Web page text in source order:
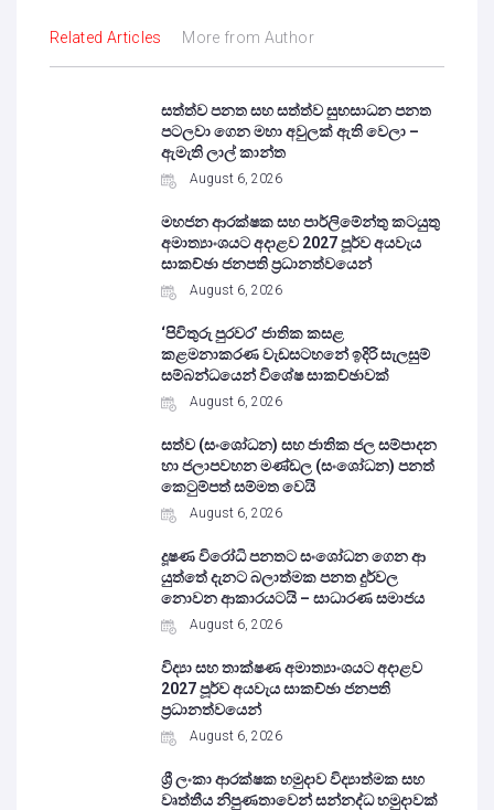
Related Articles More from Author
සත්ත්ව පනත සහ සත්ත්ව සුභසාධන පනත
පටලවා ගෙන මහා අවුලක් ඇති වෙලා –
ඇමැති ලාල් කාන්ත
August 6, 2026
මහජන ආරක්ෂක සහ පාර්ලිමේන්තු කටයුතු
අමාත්‍යාංශයට අදාළව 2027 පූර්ව අයවැය
සාකච්ඡා ජනපති ප්‍රධානත්වයෙන්
August 6, 2026
‘පිවිතුරු පුරවර’ ජාතික කසළ
කළමනාකරණ වැඩසටහනේ ඉදිරි සැලසුම්
සම්බන්ධයෙන් විශේෂ සාකච්ඡාවක්
August 6, 2026
සත්ව (සංශෝධන) සහ ජාතික ජල සම්පාදන
හා ජලාපවහන මණ්ඩල (සංශෝධන) පනත්
කෙටුම්පත් සම්මත වෙයි
August 6, 2026
දූෂණ විරෝධි පනතට සංශෝධන ගෙන ආ
යුත්තේ දැනට බලාත්මක පනත දුර්වල
නොවන ආකාරයටයි – සාධාරණ සමාජය
August 6, 2026
විද්‍යා සහ තාක්ෂණ අමාත්‍යාංශයට අදාළව
2027 පූර්ව අයවැය සාකච්ඡා ජනපති
ප්‍රධානත්වයෙන්
August 6, 2026
ශ්‍රී ලංකා ආරක්ෂක හමුදාව විද්‍යාත්මක සහ
වෘත්තීය නිපුණතාවෙන් සන්නද්ධ හමුදාවක්